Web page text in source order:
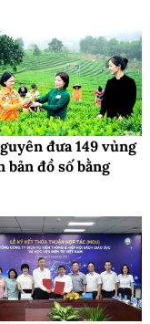
đưa 149 vùng
bản đồ số bằng